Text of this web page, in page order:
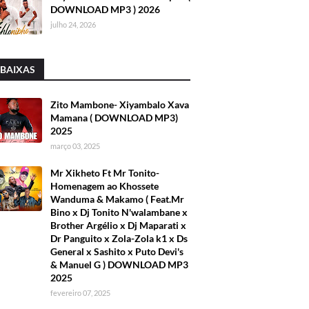
DOWNLOAD MP3 ) 2026
julho 24, 2026
Zito Mambone- Xiyambalo Xava
Mamana ( DOWNLOAD MP3)
2025
março 03, 2025
Mr Xikheto Ft Mr Tonito-
Homenagem ao Khossete
Wanduma & Makamo ( Feat.Mr
Bino x Dj Tonito N'walambane x
Brother Argélio x Dj Maparati x
Dr Panguito x Zola-Zola k1 x Ds
General x Sashito x Puto Devi's
& Manuel G ) DOWNLOAD MP3
2025
fevereiro 07, 2025